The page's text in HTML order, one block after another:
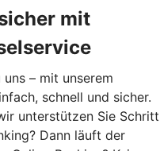
mit
– mit unserem
schnell und sicher.
unterstützen Sie Schritt
Dann läuft der